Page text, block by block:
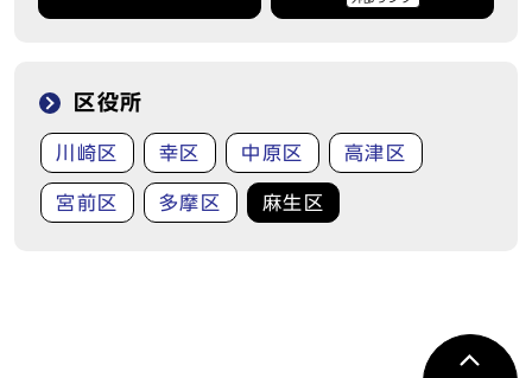
区役所
川崎区 幸区 中原区 高津区
宮前区 多摩区 麻生区